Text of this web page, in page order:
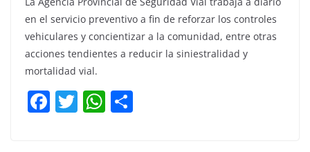
en el servicio preventivo a fin de reforzar los controles
vehiculares y concientizar a la comunidad, entre otras
acciones tendientes a reducir la siniestralidad y
mortalidad vial.
F T W